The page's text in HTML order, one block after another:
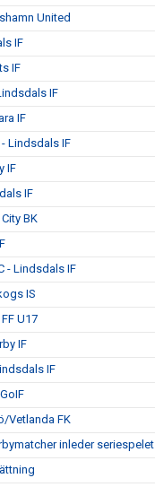
United
IF
IF
IF
IF
Lindsdals IF
IF
IF
BK
- Lindsdals IF
IS
U17
IF
IF
Vetlanda FK
inleder seriespelet